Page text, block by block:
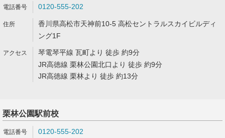
0120-555-202
香川県高松市天神前10-5 高松セントラルスカイビルディ
ング1F
琴電琴平線 瓦町より 徒歩 約9分
JR高徳線 栗林公園北口より 徒歩 約9分
JR高徳線 栗林より 徒歩 約13分
栗林公園駅前校
0120-555-202